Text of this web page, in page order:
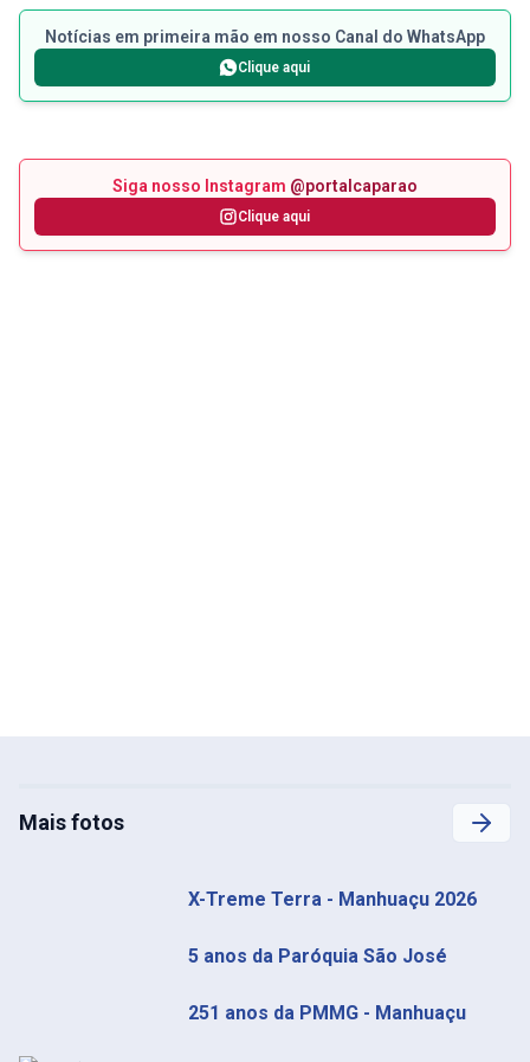
Notícias em primeira mão em nosso Canal do WhatsApp
Clique aqui
Siga nosso Instagram @portalcaparao
Clique aqui
Mais fotos
X-Treme Terra - Manhuaçu 2026
5 anos da Paróquia São José
251 anos da PMMG - Manhuaçu